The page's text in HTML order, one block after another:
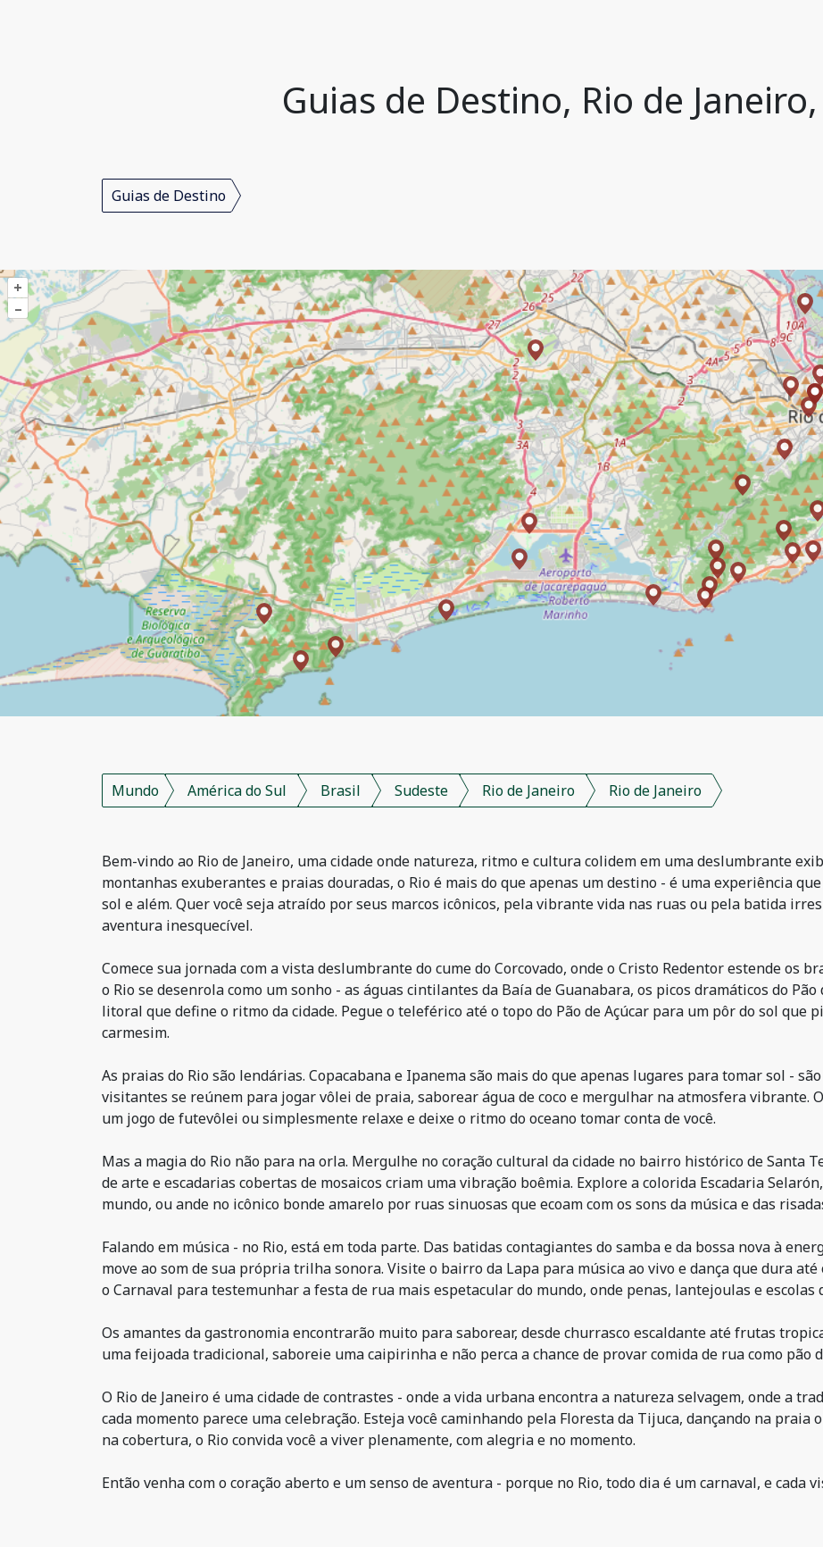
Guias de Destino, Rio de
Guias de Destino
+
–
Mundo América do Sul Brasil Sudeste Rio de Janeiro Rio de Janeiro
Bem-vindo ao Rio de Janeiro, uma cidade onde natureza, ritmo e cultura colidem em uma deslumbrante
montanhas exuberantes e praias douradas, o Rio é mais do que apenas um destino - é uma experiência
sol e além. Quer você seja atraído por seus marcos icônicos, pela vibrante vida nas ruas ou pela batida
aventura inesquecível.
Comece sua jornada com a vista deslumbrante do cume do Corcovado, onde o Cristo Redentor estende os
o Rio se desenrola como um sonho - as águas cintilantes da Baía de Guanabara, os picos dramáticos do
litoral que define o ritmo da cidade. Pegue o teleférico até o topo do Pão de Açúcar para um pôr do sol que
carmesim.
As praias do Rio são lendárias. Copacabana e Ipanema são mais do que apenas lugares para tomar sol -
visitantes se reúnem para jogar vôlei de praia, saborear água de coco e mergulhar na atmosfera vibrante.
um jogo de futevôlei ou simplesmente relaxe e deixe o ritmo do oceano tomar conta de você.
Mas a magia do Rio não para na orla. Mergulhe no coração cultural da cidade no bairro histórico de Santa
de arte e escadarias cobertas de mosaicos criam uma vibração boêmia. Explore a colorida Escadaria
mundo, ou ande no icônico bonde amarelo por ruas sinuosas que ecoam com os sons da música e das
Falando em música - no Rio, está em toda parte. Das batidas contagiantes do samba e da bossa nova à
move ao som de sua própria trilha sonora. Visite o bairro da Lapa para música ao vivo e dança que dura
o Carnaval para testemunhar a festa de rua mais espetacular do mundo, onde penas, lantejoulas e escolas
Os amantes da gastronomia encontrarão muito para saborear, desde churrasco escaldante até frutas
uma feijoada tradicional, saboreie uma caipirinha e não perca a chance de provar comida de rua como pão
O Rio de Janeiro é uma cidade de contrastes - onde a vida urbana encontra a natureza selvagem, onde a
cada momento parece uma celebração. Esteja você caminhando pela Floresta da Tijuca, dançando na
na cobertura, o Rio convida você a viver plenamente, com alegria e no momento.
Então venha com o coração aberto e um senso de aventura - porque no Rio, todo dia é um carnaval, e